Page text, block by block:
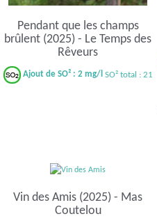
Pendant que les champs
brûlent (2025) - Le Temps des
Rêveurs
Ajout de SO² : 2 mg/l SO² total : 21
Vin des Amis (2025) - Mas
Coutelou